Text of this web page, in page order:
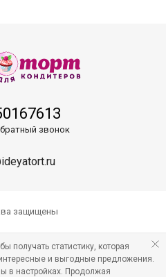
звонок
защищены
получать статистику, которая
и выгодные предложения.
в настройках. Продолжая